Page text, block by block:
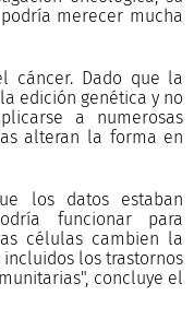
merecer mucha
cáncer. Dado que la
edición genética y no
a numerosas
alteran la forma en
los datos estaban
funcionar para
células cambien la
los trastornos
concluye el